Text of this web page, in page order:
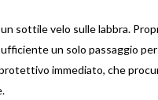
sottile velo sulle labbra.
un solo passaggio per
immediato, che